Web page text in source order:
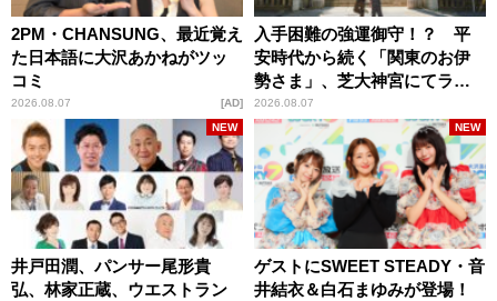
2PM・CHANSUNG、最近覚え
た日本語に大沢あかねがツッ
コミ
2026.08.07 AD
入手困難の強運御守！？ 平
安時代から続く「関東のお伊
勢さま」、芝大神宮にてラン
パンプスが合格祈願！
2026.08.07
井戸田潤、パンサー尾形貴
弘、林家正蔵、ウエストラン
NEW
ゲストにSWEET STEADY・音
井結衣＆白石まゆみが登場！
NEW